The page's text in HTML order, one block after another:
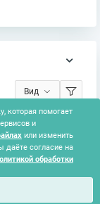
Вид
которая помогает
и
или изменить
даёте согласие на
обработки